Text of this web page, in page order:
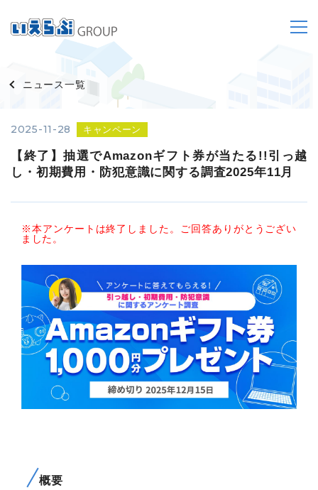
ニュース一覧
2025-11-28 キャンペーン
【終了】抽選でAmazonギフト券が当たる!!引っ越
し・初期費用・防犯意識に関する調査2025年11月
※本アンケートは終了しました。ご回答ありがとうござい
ました。
概要